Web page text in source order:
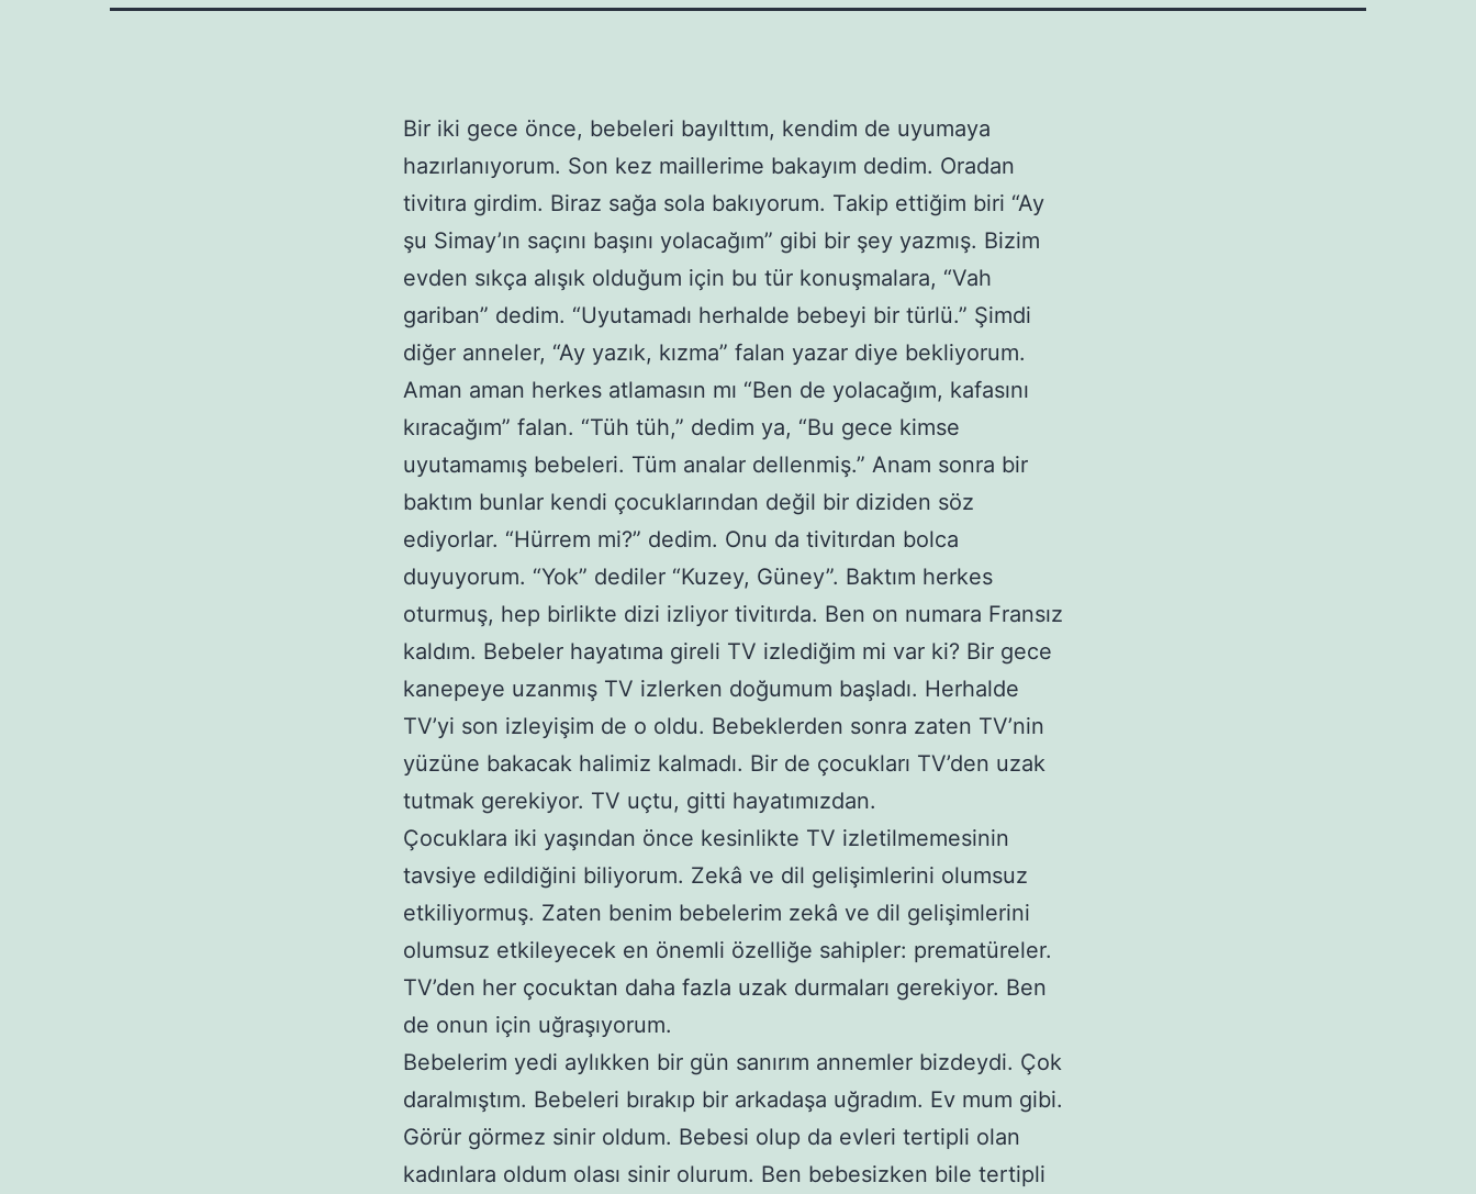
Bir iki gece önce, bebeleri bayılttım, kendim de uyumaya
hazırlanıyorum. Son kez maillerime bakayım dedim. Oradan
tivitıra girdim. Biraz sağa sola bakıyorum. Takip ettiğim biri “Ay
şu Simay’ın saçını başını yolacağım” gibi bir şey yazmış. Bizim
evden sıkça alışık olduğum için bu tür konuşmalara, “Vah
gariban” dedim. “Uyutamadı herhalde bebeyi bir türlü.” Şimdi
diğer anneler, “Ay yazık, kızma” falan yazar diye bekliyorum.
Aman aman herkes atlamasın mı “Ben de yolacağım, kafasını
kıracağım” falan. “Tüh tüh,” dedim ya, “Bu gece kimse
uyutamamış bebeleri. Tüm analar dellenmiş.” Anam sonra bir
baktım bunlar kendi çocuklarından değil bir diziden söz
ediyorlar. “Hürrem mi?” dedim. Onu da tivitırdan bolca
duyuyorum. “Yok” dediler “Kuzey, Güney”. Baktım herkes
oturmuş, hep birlikte dizi izliyor tivitırda. Ben on numara Fransız
kaldım. Bebeler hayatıma gireli TV izlediğim mi var ki? Bir gece
kanepeye uzanmış TV izlerken doğumum başladı. Herhalde
TV’yi son izleyişim de o oldu. Bebeklerden sonra zaten TV’nin
yüzüne bakacak halimiz kalmadı. Bir de çocukları TV’den uzak
tutmak gerekiyor. TV uçtu, gitti hayatımızdan.
Çocuklara iki yaşından önce kesinlikte TV izletilmemesinin
tavsiye edildiğini biliyorum. Zekâ ve dil gelişimlerini olumsuz
etkiliyormuş. Zaten benim bebelerim zekâ ve dil gelişimlerini
olumsuz etkileyecek en önemli özelliğe sahipler: prematüreler.
TV’den her çocuktan daha fazla uzak durmaları gerekiyor. Ben
de onun için uğraşıyorum.
Bebelerim yedi aylıkken bir gün sanırım annemler bizdeydi. Çok
daralmıştım. Bebeleri bırakıp bir arkadaşa uğradım. Ev mum gibi.
Görür görmez sinir oldum. Bebesi olup da evleri tertipli olan
kadınlara oldum olası sinir olurum. Ben bebesizken bile tertipli